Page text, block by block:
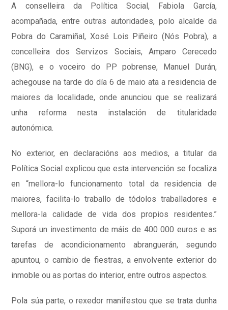
A conselleira da Política Social, Fabiola García,
acompañada, entre outras autoridades, polo alcalde da
Pobra do Caramiñal, Xosé Lois Piñeiro (Nós Pobra), a
concelleira dos Servizos Sociais, Amparo Cerecedo
(BNG), e o voceiro do PP pobrense, Manuel Durán,
achegouse na tarde do día 6 de maio ata a residencia de
maiores da localidade, onde anunciou que se realizará
unha reforma nesta instalación de titularidade
autonómica.
No exterior, en declaracións aos medios, a titular da
Política Social explicou que esta intervención se focaliza
en “mellora-lo funcionamento total da residencia de
maiores, facilita-lo traballo de tódolos traballadores e
mellora-la calidade de vida dos propios residentes.”
Suporá un investimento de máis de 400 000 euros e as
tarefas de acondicionamento abranguerán, segundo
apuntou, o cambio de fiestras, a envolvente exterior do
inmoble ou as portas do interior, entre outros aspectos.
Pola súa parte, o rexedor manifestou que se trata dunha